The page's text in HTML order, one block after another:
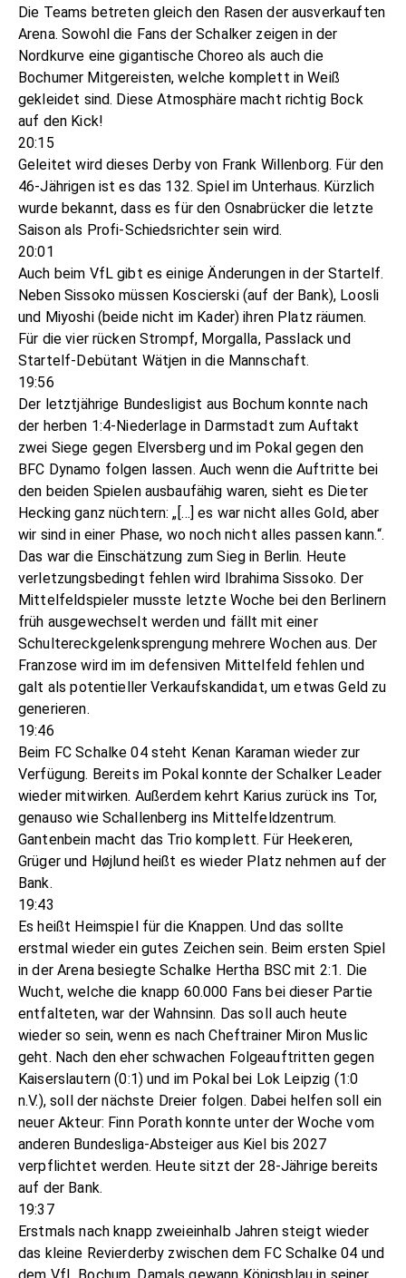
Die Teams betreten gleich den Rasen der ausverkauften
Arena. Sowohl die Fans der Schalker zeigen in der
Nordkurve eine gigantische Choreo als auch die
Bochumer Mitgereisten, welche komplett in Weiß
gekleidet sind. Diese Atmosphäre macht richtig Bock
auf den Kick!
20:15
Geleitet wird dieses Derby von Frank Willenborg. Für den
46-Jährigen ist es das 132. Spiel im Unterhaus. Kürzlich
wurde bekannt, dass es für den Osnabrücker die letzte
Saison als Profi-Schiedsrichter sein wird.
20:01
Auch beim VfL gibt es einige Änderungen in der Startelf.
Neben Sissoko müssen Koscierski (auf der Bank), Loosli
und Miyoshi (beide nicht im Kader) ihren Platz räumen.
Für die vier rücken Strompf, Morgalla, Passlack und
Startelf-Debütant Wätjen in die Mannschaft.
19:56
Der letztjährige Bundesligist aus Bochum konnte nach
der herben 1:4-Niederlage in Darmstadt zum Auftakt
zwei Siege gegen Elversberg und im Pokal gegen den
BFC Dynamo folgen lassen. Auch wenn die Auftritte bei
den beiden Spielen ausbaufähig waren, sieht es Dieter
Hecking ganz nüchtern: „[…] es war nicht alles Gold, aber
wir sind in einer Phase, wo noch nicht alles passen kann.“.
Das war die Einschätzung zum Sieg in Berlin. Heute
verletzungsbedingt fehlen wird Ibrahima Sissoko. Der
Mittelfeldspieler musste letzte Woche bei den Berlinern
früh ausgewechselt werden und fällt mit einer
Schultereckgelenksprengung mehrere Wochen aus. Der
Franzose wird im im defensiven Mittelfeld fehlen und
galt als potentieller Verkaufskandidat, um etwas Geld zu
generieren.
19:46
Beim FC Schalke 04 steht Kenan Karaman wieder zur
Verfügung. Bereits im Pokal konnte der Schalker Leader
wieder mitwirken. Außerdem kehrt Karius zurück ins Tor,
genauso wie Schallenberg ins Mittelfeldzentrum.
Gantenbein macht das Trio komplett. Für Heekeren,
Grüger und Højlund heißt es wieder Platz nehmen auf der
Bank.
19:43
Es heißt Heimspiel für die Knappen. Und das sollte
erstmal wieder ein gutes Zeichen sein. Beim ersten Spiel
in der Arena besiegte Schalke Hertha BSC mit 2:1. Die
Wucht, welche die knapp 60.000 Fans bei dieser Partie
entfalteten, war der Wahnsinn. Das soll auch heute
wieder so sein, wenn es nach Cheftrainer Miron Muslic
geht. Nach den eher schwachen Folgeauftritten gegen
Kaiserslautern (0:1) und im Pokal bei Lok Leipzig (1:0
n.V.), soll der nächste Dreier folgen. Dabei helfen soll ein
neuer Akteur: Finn Porath konnte unter der Woche vom
anderen Bundesliga-Absteiger aus Kiel bis 2027
verpflichtet werden. Heute sitzt der 28-Jährige bereits
auf der Bank.
19:37
Erstmals nach knapp zweieinhalb Jahren steigt wieder
das kleine Revierderby zwischen dem FC Schalke 04 und